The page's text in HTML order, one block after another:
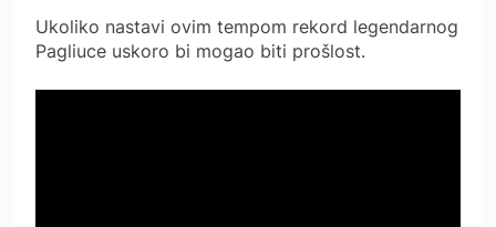
Ukoliko nastavi ovim tempom rekord legendarnog
Pagliuce uskoro bi mogao biti prošlost.